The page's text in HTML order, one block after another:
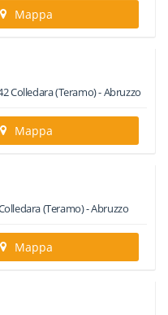
Mappa
Colledara(Teramo) -Abruzzo
Mappa
(Teramo) -Abruzzo
Mappa